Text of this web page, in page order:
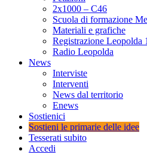
2x1000 – C46
Scuola di formazione
Materiali e grafiche
Registrazione Leopolda
Radio Leopolda
News
Interviste
Interventi
News dal territorio
Enews
Sostienici
Sostieni le primarie delle idee
Tesserati subito
Accedi